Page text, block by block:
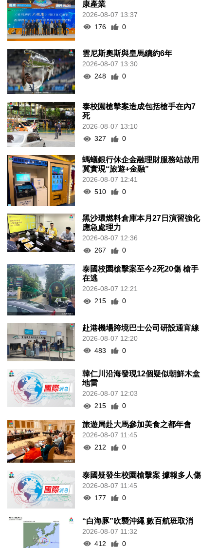
康產業
2026-08-07 13:37
176
0
雲尼斯奧斯與皇馬續約6年
2026-08-07 13:30
248
0
泰校園槍擊案造成包括槍手在內7
死
2026-08-07 13:10
327
0
螞蟻銀行休企金融理財服務站啟用
冀實現“旅遊+金融”
2026-08-07 12:41
510
0
黑沙環燃料倉庫本月27日演習強化
應急處理力
2026-08-07 12:36
267
0
泰國校園槍擊案至今2死20傷 槍手
在逃
2026-08-07 12:21
215
0
赴港機場跨境巴士公司研設通宵線
2026-08-07 12:20
483
0
韓仁川沿海發現12個疑似朝鮮木盒
地雷
2026-08-07 12:03
215
0
旅遊局赴大馬參加美食之都年會
2026-08-07 11:45
212
0
泰國疑發生校園槍擊案 據報多人傷
2026-08-07 11:45
177
0
“白海豚”吹襲沖繩 數百航班取消
2026-08-07 11:32
412
0